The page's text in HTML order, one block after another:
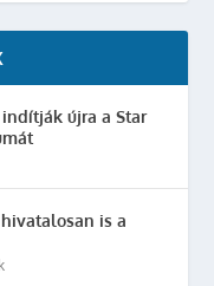
újra a Star
is a